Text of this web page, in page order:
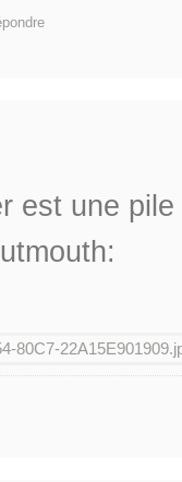
est une pile